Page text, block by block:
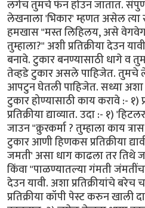
लगेच तुमचे फॅन होउन जातात. संपुर्ण
लेखनाला 'भिकार' म्हणत असेल त्या
हमखास "मस्त लिहिलय, असे
तुम्हाला?" अशी प्रतिक्रीया देउन
बनावे. टुकार बनण्यासाठी धागे व
तेव्हडे टुकार असले पाहिजेत. तुमचे
आपटुन घेतली पाहिजेत. सध्या
टुकार होण्यासाठी काय करावे :-
प्रतिक्रीया द्याव्यात. उदा :- १)
जाउन "क्रुरकर्मा ? तुम्हाला काय
टुकार आणी हिणकस प्रतिक्रीया
जमती' असा धाग काढला तर तिथे
किंवा "पाळण्यातल्या गंमती
देउन यावी. अशा प्रतिक्रीयांचे
प्रतिक्रीया कॉपी पेस्ट करुन खाली